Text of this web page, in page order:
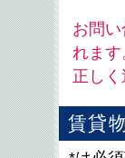
お問
れま
正しく
賃貸